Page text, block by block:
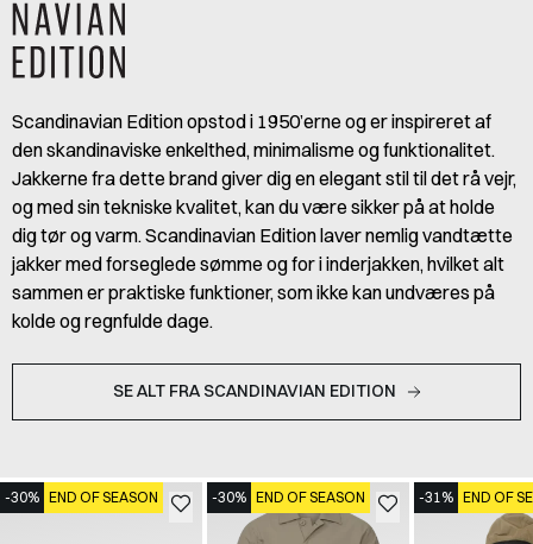
Scandinavian Edition opstod i 1950’erne og er inspireret af
den skandinaviske enkelthed, minimalisme og funktionalitet.
Jakkerne fra dette brand giver dig en elegant stil til det rå vejr,
og med sin tekniske kvalitet, kan du være sikker på at holde
dig tør og varm. Scandinavian Edition laver nemlig vandtætte
jakker med forseglede sømme og for i inderjakken, hvilket alt
sammen er praktiske funktioner, som ikke kan undværes på
kolde og regnfulde dage.
SE ALT FRA SCANDINAVIAN EDITION
-30% END OF SEASON -30% END OF SEASON -31% END OF